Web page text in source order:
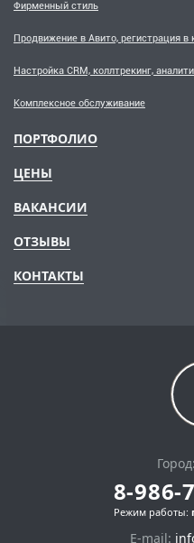
Фирменный стиль
Продвижение в Авито, регистрация в
Настройка CRM, коллтрекинг,
Комплексное обслуживание
ПОРТФОЛИО
ЦЕНЫ
ВАКАНСИИ
ОТЗЫВЫ
КОНТАКТЫ
Город:
8-986-
Режим работы:
E-mail: